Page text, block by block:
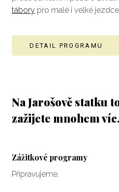
tábory pro malé i velké
DETAIL PROGRAMU
Na Jarošově statku
zažijete mnohem
Zážitkové programy
Připravujeme.